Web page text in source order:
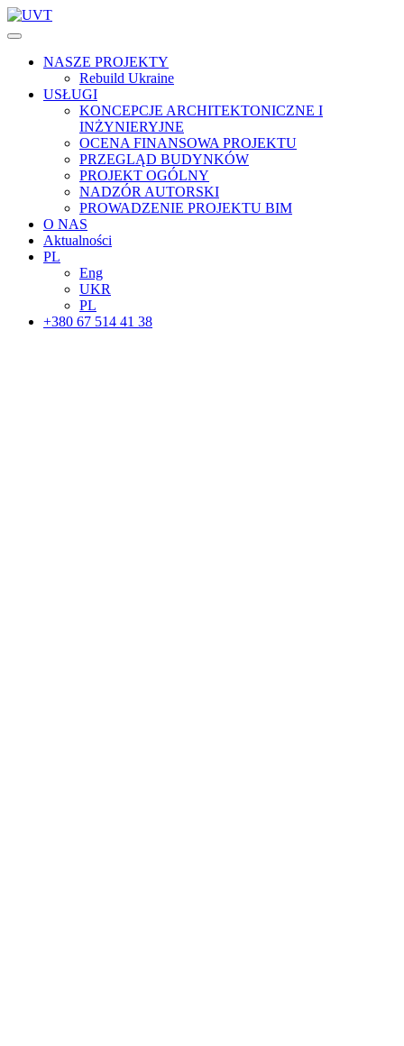
NASZE PROJEKTY
Rebuild Ukraine
USŁUGI
KONCEPCJE ARCHITEKTONICZNE I
INŻYNIERYJNE
OCENA FINANSOWA PROJEKTU
PRZEGLĄD BUDYNKÓW
PROJEKT OGÓLNY
NADZÓR AUTORSKI
PROWADZENIE PROJEKTU BIM
O NAS
Aktualności
PL
Eng
UKR
PL
+380 67 514 41 38